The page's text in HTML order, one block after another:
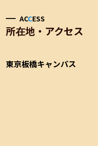
ACCESS
所在地・アクセス
東京板橋キャンパス